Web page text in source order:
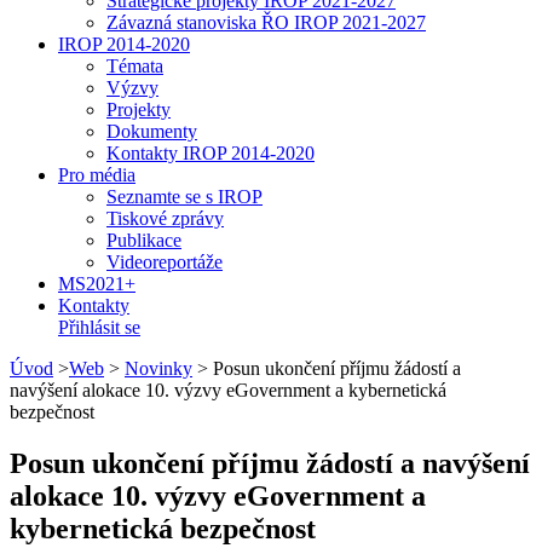
Závazná stanoviska ŘO IROP 2021-2027
IROP 2014-2020
Témata
Výzvy
Projekty
Dokumenty
Kontakty IROP 2014-2020
Pro média
Seznamte se s IROP
Tiskové zprávy
Publikace
Videoreportáže
MS2021+
Kontakty
Přihlásit se
Úvod >Web > Novinky > Posun ukončení příjmu žádostí a
navýšení alokace 10. výzvy eGovernment a kybernetická
bezpečnost
Posun ukončení příjmu žádostí a navýšení
alokace 10. výzvy eGovernment a
kybernetická bezpečnost